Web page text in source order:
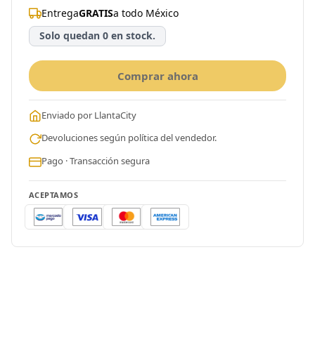
EntregaGRATISa todo México
Solo quedan 0 en stock.
Comprar ahora
Enviado por LlantaCity
Devoluciones según política del vendedor.
Pago · Transacción segura
ACEPTAMOS